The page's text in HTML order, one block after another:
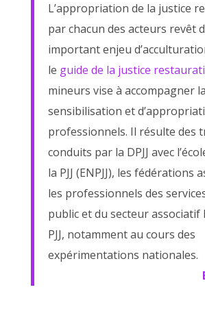
L’appropriation de la justice
par chacun des acteurs revêt
important enjeu
le guide de la justice
mineurs vise à accompagner
sensibilisation et
professionnels. Il résulte des
conduits par la DPJJ avec
la PJJ (ENPJJ), les fédérations
les professionnels des
public et du secteur associatif
PJJ, notamment au cours des
expérimentations nationales.